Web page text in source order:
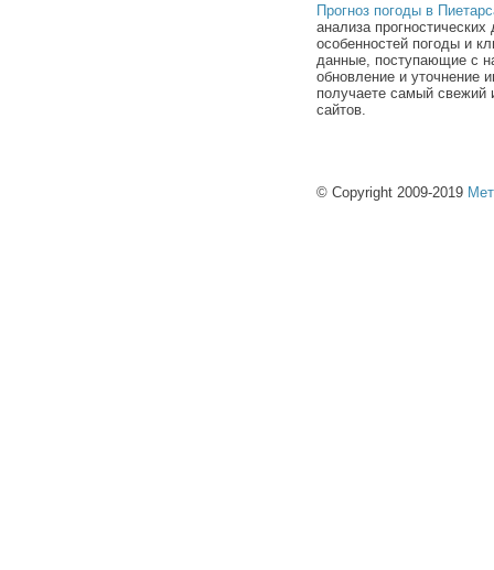
Прогноз погоды в
анализа
особенностей погоды и
данные, поступающие с
обновление и уточнение
получаете самый свежий
сайтов.
© Copyright 2009-2019